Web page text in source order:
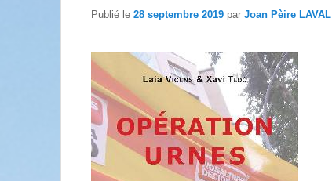
Publié le 28 septembre 2019 par Joan Pèire LAVAL